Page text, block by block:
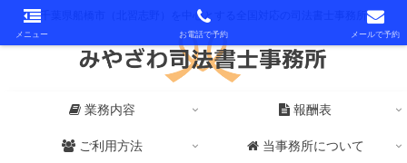
千葉県船橋市（北習志野）を中心とする全国対応の司法書士事務所
業務内容 報酬表
ご利用方法 当事務所について
メニュー お電話で予約 メールで予約